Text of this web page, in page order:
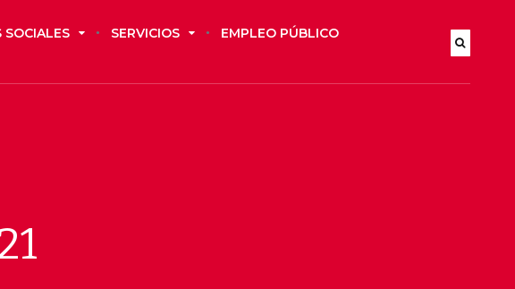
SOCIALES SERVICIOS
EMPLEO PÚBLICO